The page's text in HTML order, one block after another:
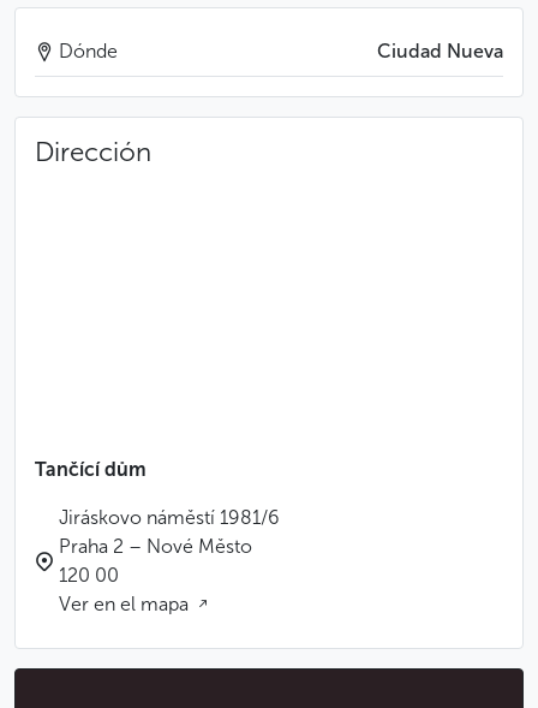
Dónde Ciudad Nueva
Dirección
Tančící dům
Jiráskovo náměstí 1981/6
Praha 2 – Nové Město
120 00
Ver en el mapa